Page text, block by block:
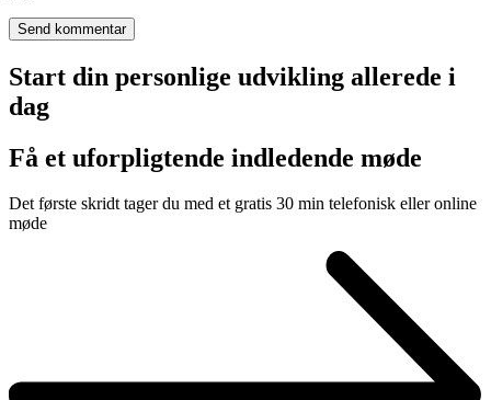
Start din personlige udvikling allerede i
dag
Få et uforpligtende indledende møde
Det første skridt tager du med et gratis 30 min telefonisk eller online
møde